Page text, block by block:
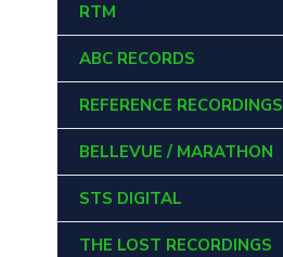
RTM
ABC RECORDS
REFERENCE RECORDINGS
BELLEVUE / MARATHON
STS DIGITAL
THE LOST RECORDINGS